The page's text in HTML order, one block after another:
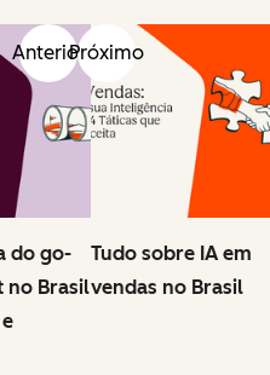
AnteriorPróximo
do go-
no Brasil
Tudo sobre IA em
vendas no Brasil